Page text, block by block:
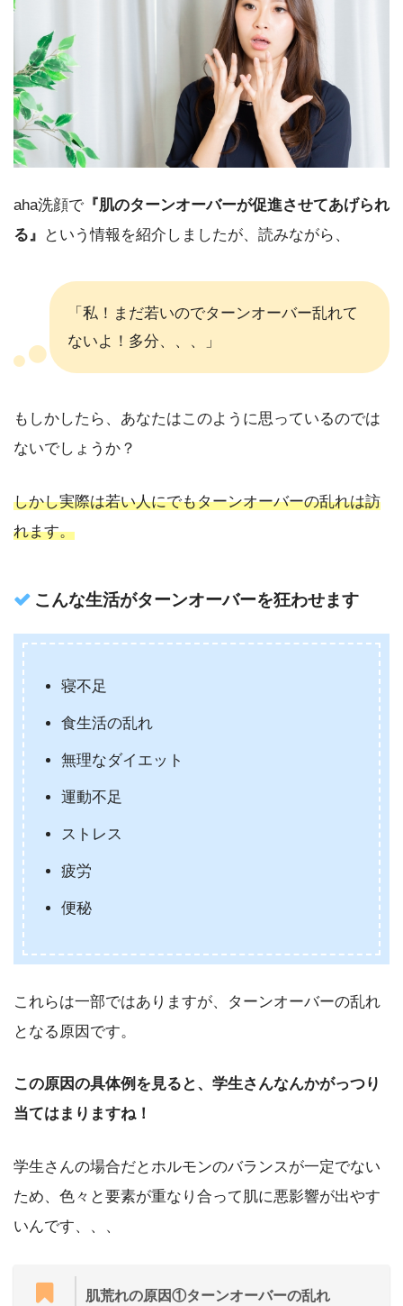
aha洗顔で 『肌のターンオーバーが促進させてあげられ
る』
という情報を紹介しましたが、読みながら、
「私！まだ若いのでターンオーバー乱れて
ないよ！多分、、、」
もしかしたら、あなたはこのように思っているのでは
ないでしょうか？
しかし実際は若い人にでもターンオーバーの乱れは訪
れます。
こんな生活がターンオーバーを狂わせます
寝不足
食生活の乱れ
無理なダイエット
運動不足
ストレス
疲労
便秘
これらは一部ではありますが、ターンオーバーの乱れ
となる原因です。
この原因の具体例を見ると、学生さんなんかがっつり
当てはまりますね！
学生さんの場合だとホルモンのバランスが一定でない
ため、色々と要素が重なり合って肌に悪影響が出やす
いんです、、、
肌荒れの原因①ターンオーバーの乱れ